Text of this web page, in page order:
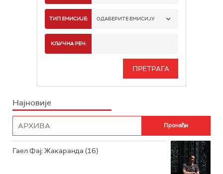
РАДИО БЕОГРАД 1
РАДИО БЕОГРАД 3
РАДИО РОКЕНРОЛЕР
ТИП ЕМИСИЈЕ: ОДАБЕРИТЕ ЕМИСИЈУ
ИНФО
КЉУЧНА РЕЧ:
Најновије
Гаел Фај: Жакаранда (16)